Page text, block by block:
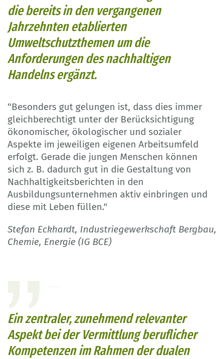
die bereits in den vergangenen
Jahrzehnten etablierten
Umweltschutzthemen um die
Anforderungen des nachhaltigen
Handelns ergänzt.
"Besonders gut gelungen ist, dass dies immer
gleichberechtigt unter der Berücksichtigung
ökonomischer, ökologischer und sozialer
Aspekte im jeweiligen eigenen Arbeitsumfeld
erfolgt. Gerade die jungen Menschen können
sich z. B. dadurch gut in die Gestaltung von
Nachhaltigkeitsberichten in den
Ausbildungsunternehmen aktiv einbringen und
diese mit Leben füllen."
Stefan Eckhardt, Industriegewerkschaft Bergbau,
Chemie, Energie (IG BCE)
Ein zentraler, zunehmend relevanter
Aspekt bei der Vermittlung beruflicher
Kompetenzen im Rahmen der dualen